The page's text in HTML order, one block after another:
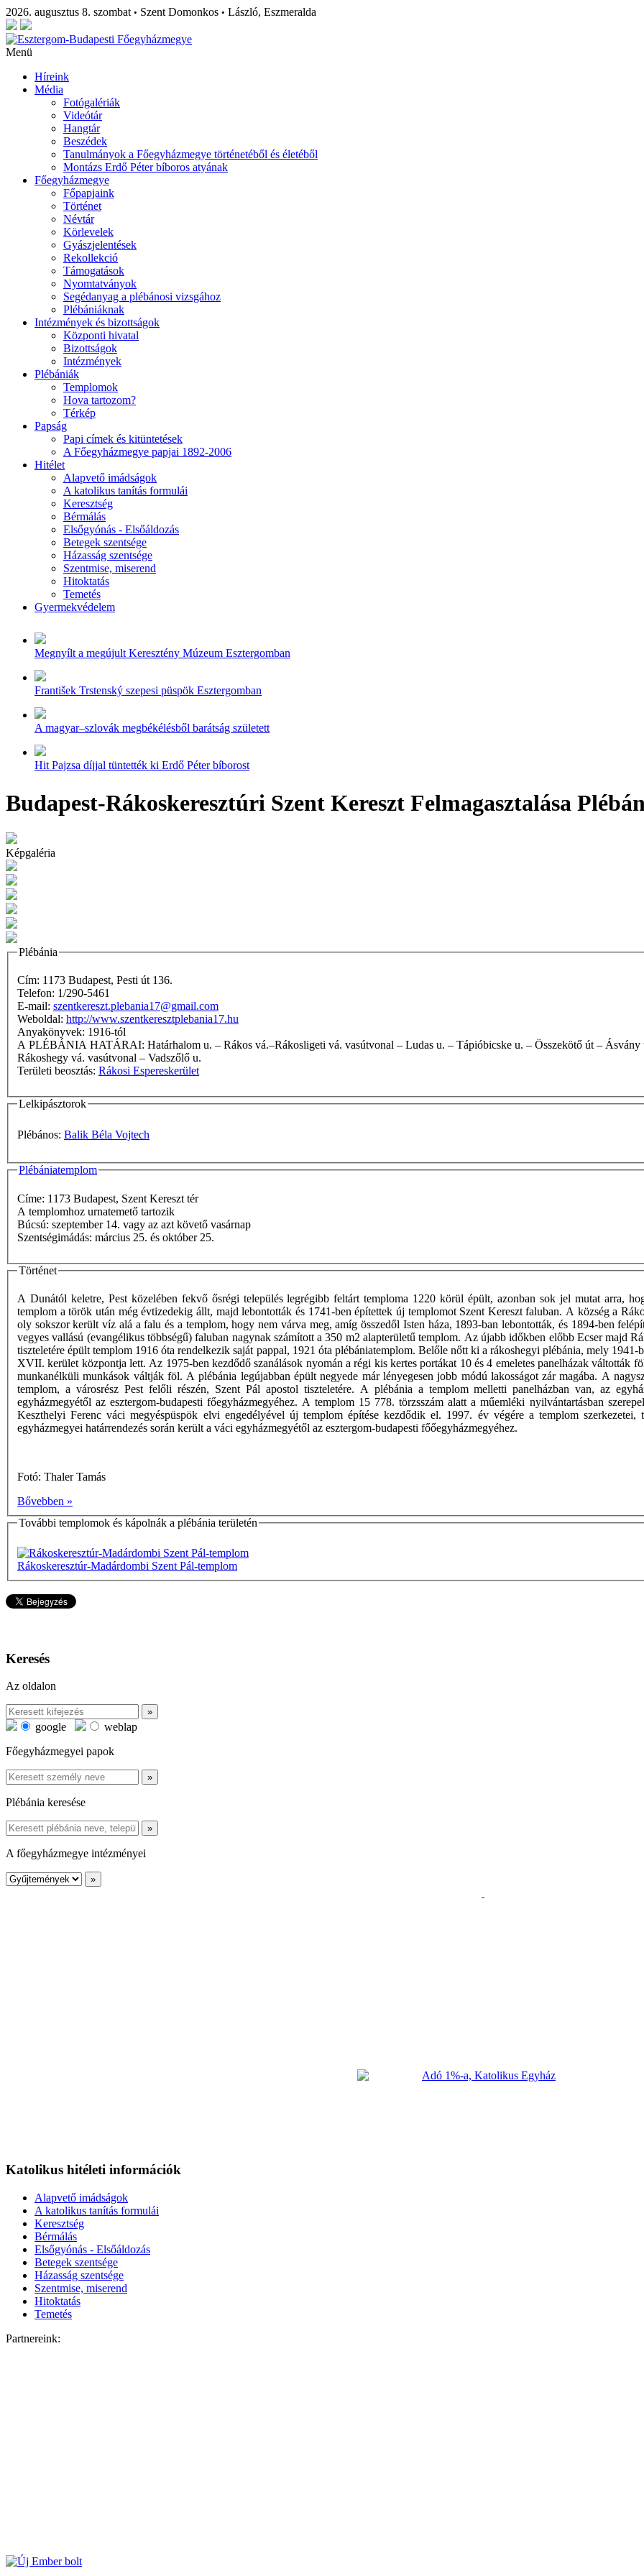
2026. augusztus 8. szombat • Szent Domonkos • László, Eszmeralda
Menü
Híreink
Média
Fotógalériák
Videótár
Hangtár
Beszédek
Tanulmányok a Főegyházmegye történetéből és életéből
Montázs Erdő Péter bíboros atyának
Főegyházmegye
Főpapjaink
Történet
Névtár
Körlevelek
Gyászjelentések
Rekollekció
Támogatások
Nyomtatványok
Segédanyag a plébánosi vizsgához
Plébániáknak
Intézmények és bizottságok
Központi hivatal
Bizottságok
Intézmények
Plébániák
Templomok
Hova tartozom?
Térkép
Papság
Papi címek és kitüntetések
A Főegyházmegye papjai 1892-2006
Hitélet
Alapvető imádságok
A katolikus tanítás formulái
Keresztség
Bérmálás
Elsőgyónás - Elsőáldozás
Betegek szentsége
Házasság szentsége
Szentmise, miserend
Hitoktatás
Temetés
Gyermekvédelem
Megnyílt a megújult Keresztény Múzeum Esztergomban
František Trstenský szepesi püspök Esztergomban
A magyar–szlovák megbékélésből barátság született
Hit Pajzsa díjjal tüntették ki Erdő Péter bíborost
Budapest-Rákoskeresztúri Szent Kereszt Felmagasztalása
Képgaléria
Plébánia
Cím: 1173 Budapest, Pesti út 136.
Telefon: 1/290-5461
E-mail: szentkereszt.plebania17@gmail.com
Weboldal: http://www.szentkeresztplebania17.hu
Anyakönyvek: 1916-tól
A PLÉBÁNIA HATÁRAI: Határhalom u. – Rákos vá.–Rákosligeti vá. vasútvonal – Ludas u. – Tápióbicske u. – Összekötő út – Ásvány u.– Ferihegy út – Széchenyi u. – Táncsics út – Rákos vá.–
Rákoshegy vá. vasútvonal – Vadszőlő u.
Területi beosztás: Rákosi Espereskerület
Lelkipásztorok
Plébános: Balik Béla Vojtech
Plébániatemplom
Címe: 1173 Budapest, Szent Kereszt tér
A templomhoz urnatemető tartozik
Búcsú: szeptember 14. vagy az azt követő vasárnap
Szentségimádás: március 25. és október 25.
Történet
A Dunától keletre, Pest közelében fekvő ősrégi település legrégibb feltárt temploma 1220 körül épült, azonban sok jel mutat arra,
templom a török után még évtizedekig állt, majd lebontották és 1741-ben építettek új templomot Szent Kereszt faluban. A község a
oly sokszor került víz alá a falu és a templom, hogy nem várva meg, amíg összedől Isten háza, 1893-ban lebontották, és 1894-ben
vegyes vallású (evangélikus többségű) faluban nagynak számított a 350 m2 alapterületű templom. Az újabb időkben előbb Ecser majd
tiszteletére épült templom 1916 óta rendelkezik saját pappal, 1921 óta plébániatemplom. Belőle nőtt ki a rákoshegyi plébánia, mely
XVII. kerület központja lett. Az 1975-ben kezdődő szanálások nyomán a régi kis kertes portákat 10 és 4 emeletes panelházak váltották
munkanélküli munkások váltják föl. A plébánia legújabban épült negyede már lényegesen jobb módú lakosságot zár magába. A
templom, a városrész Pest felőli részén, Szent Pál apostol tiszteletére. A plébánia a templom melletti panelházban van, az
egyházmegyétől az esztergom-budapesti főegyházmegyéhez. A templom 15 778. törzsszám alatt a műemléki nyilvántartásban
Keszthelyi Ferenc váci megyéspüspök elvi engedélyével új templom építése kezdődik el. 1997. év végére a templom szerkezetei,
egyházmegyei határrendezés során került a váci egyházmegyétől az esztergom-budapesti főőegyházmegyéhez.
Fotó: Thaler Tamás
Bővebben »
További templomok és kápolnák a plébánia területén
Rákoskeresztúr-Madárdombi Szent Pál-templom
Keresés
Az oldalon
google
weblap
Főegyházmegyei papok
Plébánia keresése
A főegyházmegye intézményei
Katolikus hitéleti információk
Alapvető imádságok
A katolikus tanítás formulái
Keresztség
Bérmálás
Elsőgyónás - Elsőáldozás
Betegek szentsége
Házasság szentsége
Szentmise, miserend
Hitoktatás
Temetés
Partnereink: